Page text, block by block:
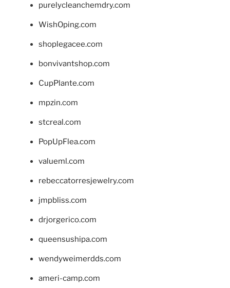
purelycleanchemdry.com
WishOping.com
shoplegacee.com
bonvivantshop.com
CupPlante.com
mpzin.com
stcreal.com
PopUpFlea.com
valueml.com
rebeccatorresjewelry.com
jmpbliss.com
drjorgerico.com
queensushipa.com
wendyweimerdds.com
ameri-camp.com